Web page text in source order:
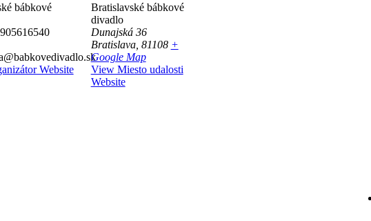
bábkové
Website
Bratislavské bábkové
divadlo
Dunajská 36
Bratislava, 81108 +
Google Map
View Miesto udalosti
Website